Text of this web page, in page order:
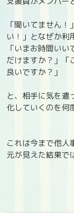
「聞いてません
い！」となぜか利
「いまお時間い
だけますか？」「
良いですか？」
と、相手に気を遣
化していくのを何
これは今まで他人
元が見えた結果で